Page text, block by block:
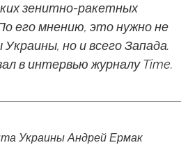
зенитно-ракетных
его мнению, это нужно не
но и всего Запада.
в интервью журналу Time.
Украины Андрей Ермак